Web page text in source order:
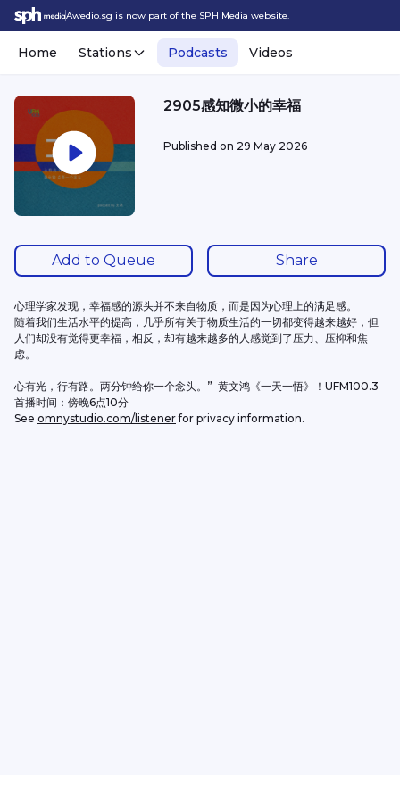
Awedio.sg is now part of the SPH Media website.
Home Stations Podcasts Videos
2905感知微小的幸福
Published on 29 May 2026
Add to Queue Share
心理学家发现，幸福感的源头并不来自物质，而是因为心理上的满足感。
随着我们生活水平的提高，几乎所有关于物质生活的一切都变得越来越好，但
人们却没有觉得更幸福，相反，却有越来越多的人感觉到了压力、压抑和焦
虑。
心有光，行有路。两分钟给你一个念头。”  黄文鸿《一天一悟》！UFM100.3
首播时间：傍晚6点10分
See omnystudio.com/listener for privacy information.